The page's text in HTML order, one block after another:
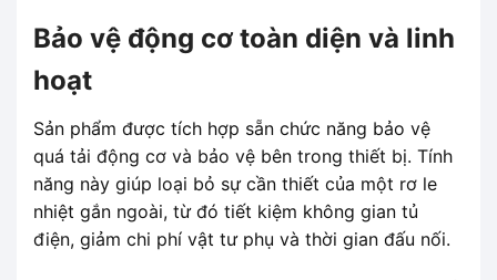
Bảo vệ động cơ toàn diện và linh
hoạt
Sản phẩm được tích hợp sẵn chức năng bảo vệ
quá tải động cơ và bảo vệ bên trong thiết bị. Tính
năng này giúp loại bỏ sự cần thiết của một rơ le
nhiệt gắn ngoài, từ đó tiết kiệm không gian tủ
điện, giảm chi phí vật tư phụ và thời gian đấu nối.